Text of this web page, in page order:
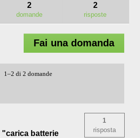
2
domande
2
risposte
Fai una domanda
1–2 di 2 domande
"carica batterie
1
risposta